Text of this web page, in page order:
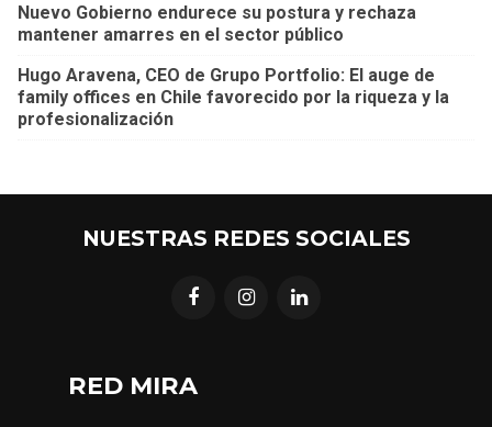
Nuevo Gobierno endurece su postura y rechaza
mantener amarres en el sector público
Hugo Aravena, CEO de Grupo Portfolio: El auge de
family offices en Chile favorecido por la riqueza y la
profesionalización
NUESTRAS REDES SOCIALES
RED MIRA